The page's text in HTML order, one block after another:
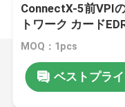
ConnectX-5前VPI
トワーク カード
アル ポート
MOQ：1pcs
ベストプラ